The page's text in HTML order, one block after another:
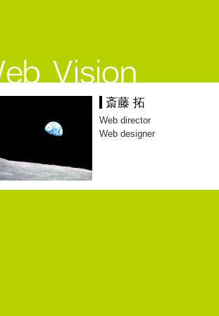
斎藤 拓
Web director
Web designer